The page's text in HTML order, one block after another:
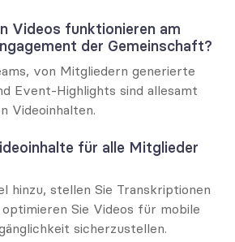
Videos funktionieren am
der Gemeinschaft?
von Mitgliedern generierte
Event-Highlights sind allesamt
Videoinhalten.
für alle Mitglieder
hinzu, stellen Sie Transkriptionen
Sie Videos für mobile
sicherzustellen.